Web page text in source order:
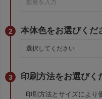
本体色をお選びくだ
印刷方法をお選びく
印刷方法とサイズにより